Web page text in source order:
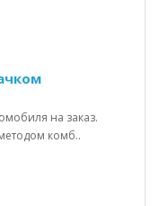
на заказ.
комб..